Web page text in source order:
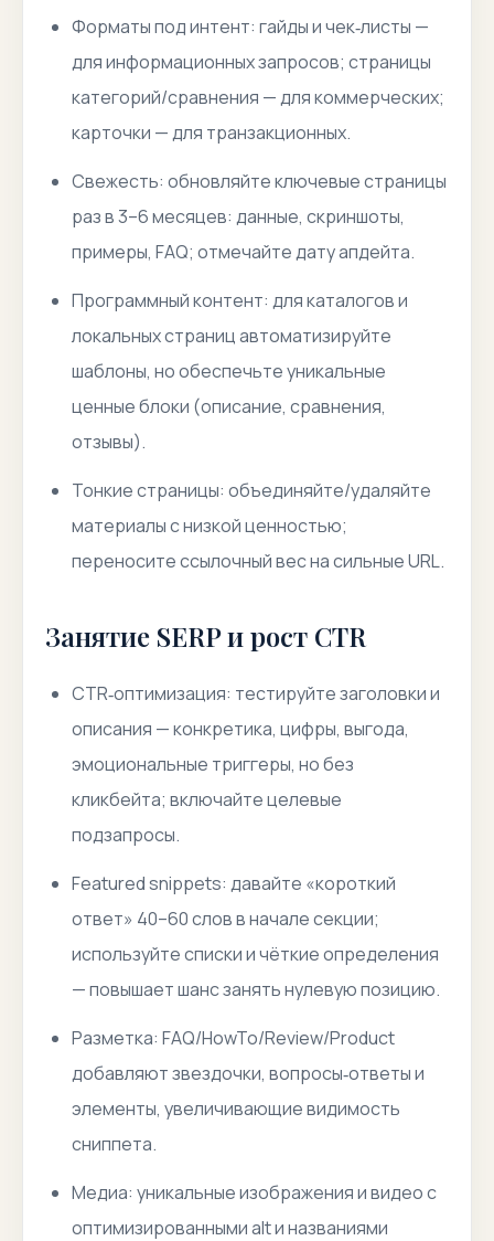
Форматы под интент: гайды и чек‑листы —
для информационных запросов; страницы
категорий/сравнения — для коммерческих;
карточки — для транзакционных.
Свежесть: обновляйте ключевые страницы
раз в 3–6 месяцев: данные, скриншоты,
примеры, FAQ; отмечайте дату апдейта.
Программный контент: для каталогов и
локальных страниц автоматизируйте
шаблоны, но обеспечьте уникальные
ценные блоки (описание, сравнения,
отзывы).
Тонкие страницы: объединяйте/удаляйте
материалы с низкой ценностью;
переносите ссылочный вес на сильные URL.
Занятие SERP и рост CTR
CTR‑оптимизация: тестируйте заголовки и
описания — конкретика, цифры, выгода,
эмоциональные триггеры, но без
кликбейта; включайте целевые
подзапросы.
Featured snippets: давайте «короткий
ответ» 40–60 слов в начале секции;
используйте списки и чёткие определения
— повышает шанс занять нулевую позицию.
Разметка: FAQ/HowTo/Review/Product
добавляют звездочки, вопросы‑ответы и
элементы, увеличивающие видимость
сниппета.
Медиа: уникальные изображения и видео с
оптимизированными alt и названиями